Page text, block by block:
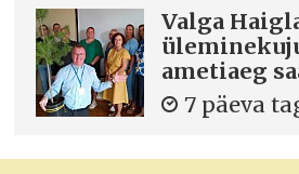
Valga
ametiaeg
7 päeva